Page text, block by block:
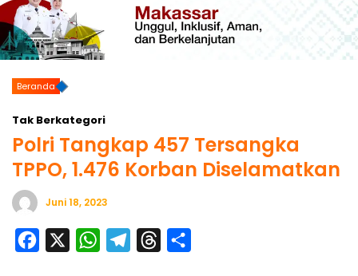
Beranda
Tak Berkategori
Polri Tangkap 457 Tersangka
TPPO, 1.476 Korban Diselamatkan
Juni 18, 2023
W